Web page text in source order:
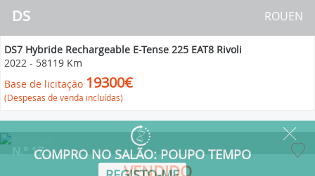
DS ROUEN
DS7 Hybride Rechargeable E-Tense 225 EAT8 Rivoli
2022 - 58119 Km
Base de licitação 19300€
(Despesas de venda incluídas)
N.° 17
VENDIDO